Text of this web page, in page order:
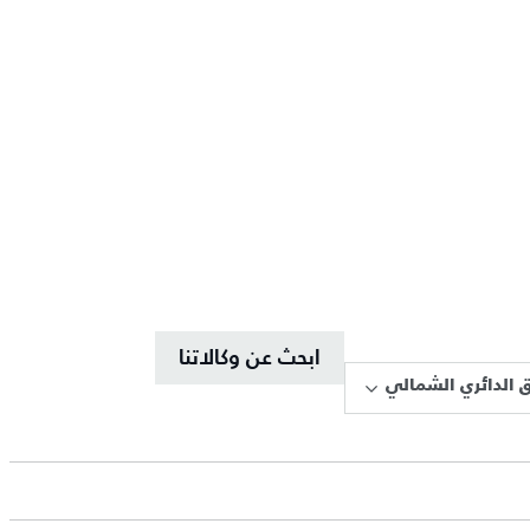
الدائري الشمالي
ابحث عن وكالاتنا